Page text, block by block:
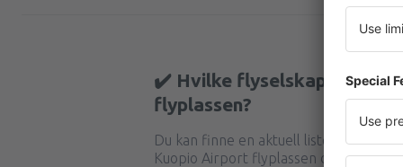
✔️ Hvilke flyselskaper flyr
flyplassen?
Du kan finne en aktuell liste over
Kuopio Airport flyplassen direkte på